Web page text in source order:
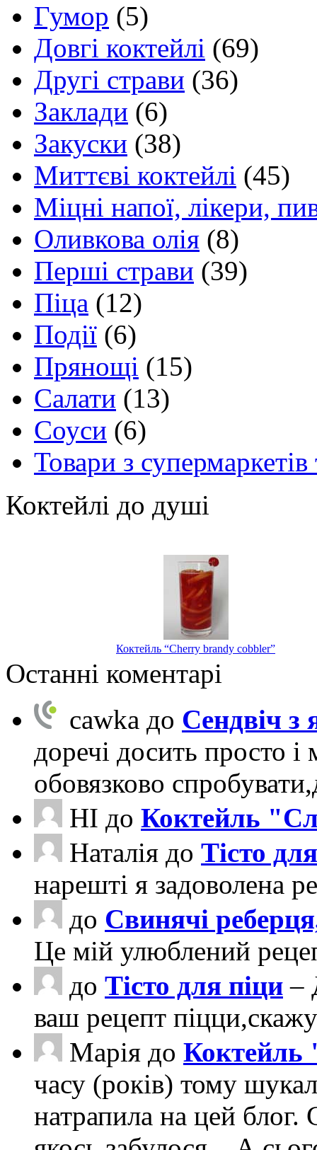
Гумор (5)
Довгі коктейлі (69)
Другі страви (36)
Заклади (6)
Закуски (38)
Миттєві коктейлі (45)
Міцні напої, лікери,
Оливкова олія (8)
Перші страви (39)
Піца (12)
Події (6)
Прянощі (15)
Салати (13)
Соуси (6)
Товари з супермаркетів
Коктейлі до душі
Коктейль “Cherry brandy cobbler”
Останні коментарі
cawka до Сендвіч з
доречі досить просто
обовязково
НІ до Коктейль
Наталія до Тісто
нарешті я задоволена
до Свинячі
Це мій улюблений
до Тісто для піци –
ваш рецепт
Марія до Коктейль
часу (років) тому
натрапила на цей блог.